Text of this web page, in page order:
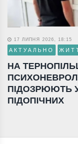
17 ЛИПНЯ 2026, 18:15
АКТУАЛЬНО
НА
ПІДОЗРЮЮТЬ
ПІДОПІЧНИХ